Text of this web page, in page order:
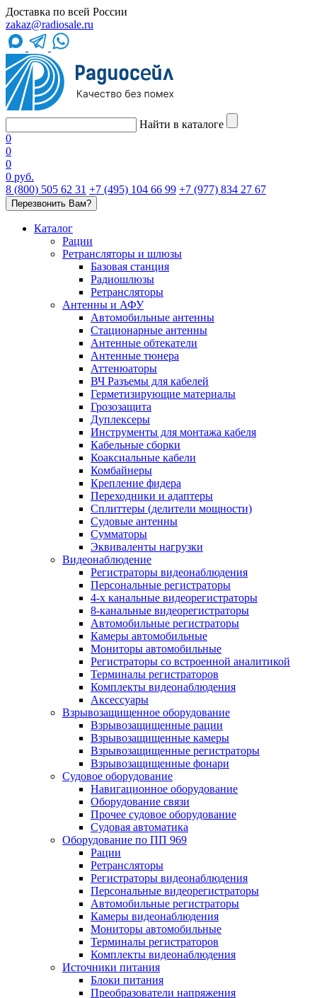
Доставка по всей России
zakaz@radiosale.ru
Найти в каталоге
0
0
0
0 руб.
8 (800) 505 62 31 +7 (495) 104 66 99 +7 (977) 834 27 67
Перезвонить Вам?
Каталог
Рации
Ретрансляторы и шлюзы
Базовая станция
Радиошлюзы
Ретрансляторы
Антенны и АФУ
Автомобильные антенны
Стационарные антенны
Антенные обтекатели
Антенные тюнера
Аттенюаторы
ВЧ Разъемы для кабелей
Герметизирующие материалы
Грозозащита
Дуплексеры
Инструменты для монтажа кабеля
Кабельные сборки
Коаксиальные кабели
Комбайнеры
Крепление фидера
Переходники и адаптеры
Сплиттеры (делители мощности)
Судовые антенны
Сумматоры
Эквиваленты нагрузки
Видеонаблюдение
Регистраторы видеонаблюдения
Персональные регистраторы
4-х канальные видеорегистраторы
8-канальные видеорегистраторы
Автомобильные регистраторы
Камеры автомобильные
Мониторы автомобильные
Регистраторы со встроенной аналитикой
Терминалы регистраторов
Комплекты видеонаблюдения
Аксессуары
Взрывозащищенное оборудование
Взрывозащищенные рации
Взрывозащищенные камеры
Взрывозащищенные регистраторы
Взрывозащищенные фонари
Судовое оборудование
Навигационное оборудование
Оборудование связи
Прочее судовое оборудование
Судовая автоматика
Оборудование по ПП 969
Рации
Ретрансляторы
Регистраторы видеонаблюдения
Персональные видеорегистраторы
Автомобильные регистраторы
Камеры видеонаблюдения
Мониторы автомобильные
Терминалы регистраторов
Комплекты видеонаблюдения
Источники питания
Блоки питания
Преобразователи напряжения